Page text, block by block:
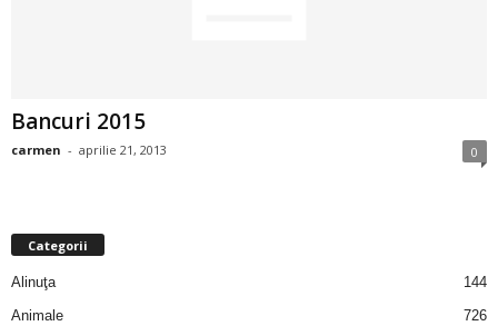
Bancuri 2015
carmen - aprilie 21, 2013 0
Categorii
Alinuţa
144
Animale
726